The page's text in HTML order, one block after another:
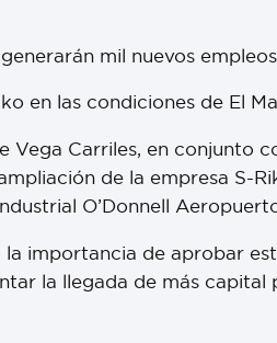
mil nuevos empleos.
en las condiciones de El
Vega Carriles, en
de la empresa
O’Donnell
importancia de aprobar
la llegada de más